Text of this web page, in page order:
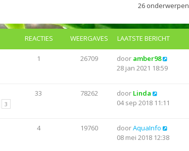
26 onderwerpen
REACTIES WEERGAVES LAATSTE BERICHT
1 26709 door amber98
28 jan 2021 18:59
3
33 78262 door Linda
04 sep 2018 11:11
4 19760 doorAquaInfo
08 mei 2018 12:38